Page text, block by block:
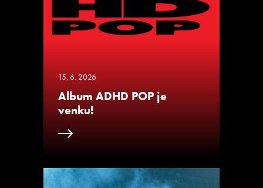
15. 6. 2026
Album ADHD POP je
venku!